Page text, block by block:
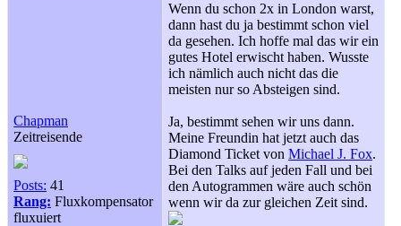
Chapman
Zeitreisende
Posts: 41
Rang: Fluxkompensator
fluxuiert
Wenn du schon 2x in London warst,
dann hast du ja bestimmt schon viel
da gesehen. Ich hoffe mal das wir ein
gutes Hotel erwischt haben. Wusste
ich nämlich auch nicht das die
meisten nur so Absteigen sind.
Ja, bestimmt sehen wir uns dann.
Meine Freundin hat jetzt auch das
Diamond Ticket von Michael J. Fox.
Bei den Talks auf jeden Fall und bei
den Autogrammen wäre auch schön
wenn wir da zur gleichen Zeit sind.